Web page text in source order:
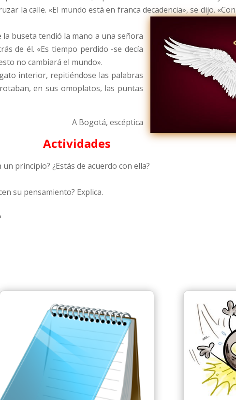
la calle. «El mundo está en franca decadencia», se dijo.
buseta tendió la mano a una señora
de él. «Es tiempo perdido -se decía
no cambiará el mundo».
interior, repitiéndose las palabras
en sus omoplatos, las puntas
A Bogotá, escéptica
Actividades
principio? ¿Estás de acuerdo con ella?
su pensamiento? Explica.